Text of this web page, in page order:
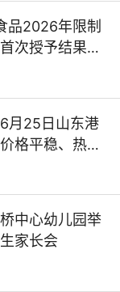
品2026年限制
次授予结果公
月25日山东港
格平稳、热轧
中心幼儿园举
家长会